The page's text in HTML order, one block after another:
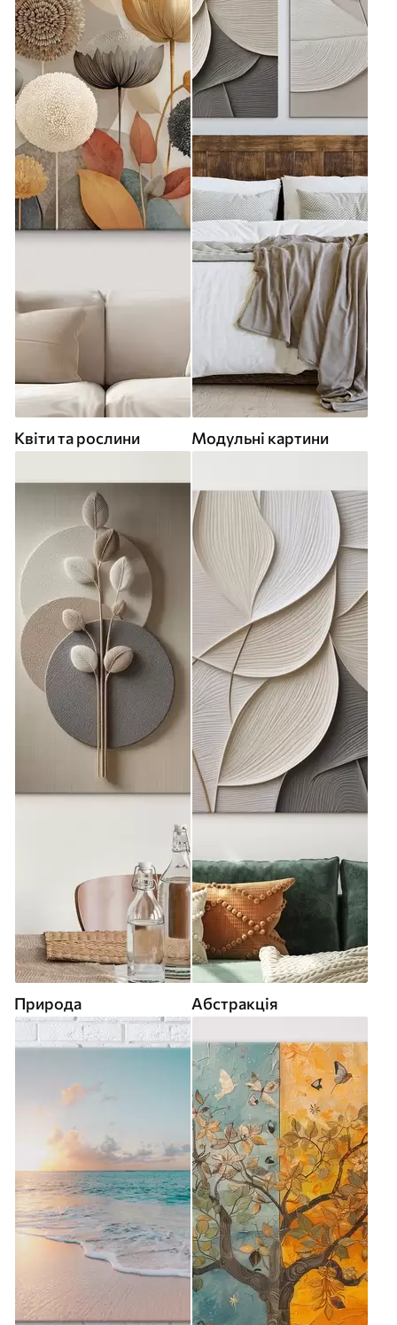
Квіти та рослини Модульні картини
Природа Абстракція